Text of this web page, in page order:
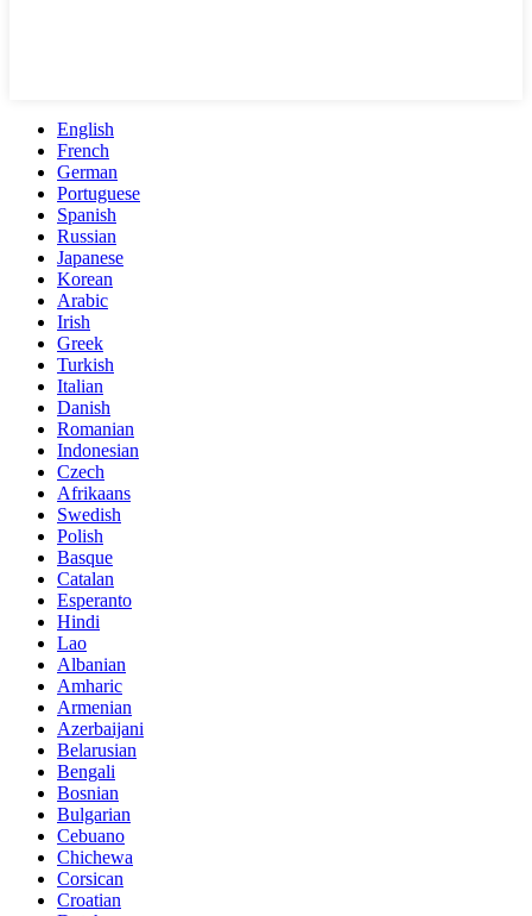
English
French
German
Portuguese
Spanish
Russian
Japanese
Korean
Arabic
Irish
Greek
Turkish
Italian
Danish
Romanian
Indonesian
Czech
Afrikaans
Swedish
Polish
Basque
Catalan
Esperanto
Hindi
Lao
Albanian
Amharic
Armenian
Azerbaijani
Belarusian
Bengali
Bosnian
Bulgarian
Cebuano
Chichewa
Corsican
Croatian